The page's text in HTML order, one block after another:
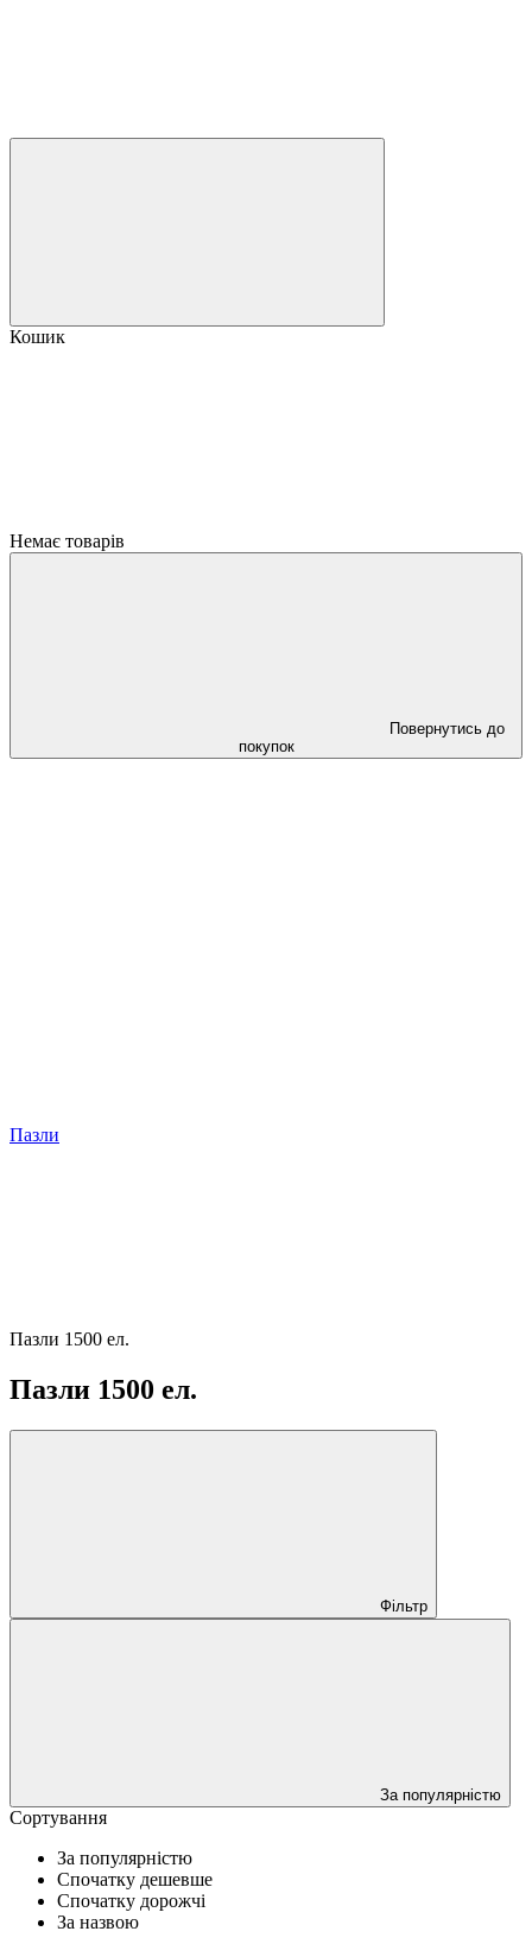
Кошик
Немає товарів
Повернутись до
покупок
Пазли
Пазли 1500 ел.
Пазли 1500 ел.
Фільтр
За популярністю
Сортування
За популярністю
Спочатку дешевше
Спочатку дорожчі
За назвою